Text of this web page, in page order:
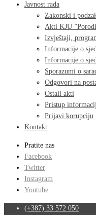
Javnost rada
Zakonski i
Akti KJU
Izvještaji,
Informacije o
Informacije o
Sporazumi o
Odgovori na
Ostali akti
Pristup
Prijavi korupciju
Kontakt
Pratite nas
Facebook
Twitter
Instagram
Youtube
(+387) 33 572 050